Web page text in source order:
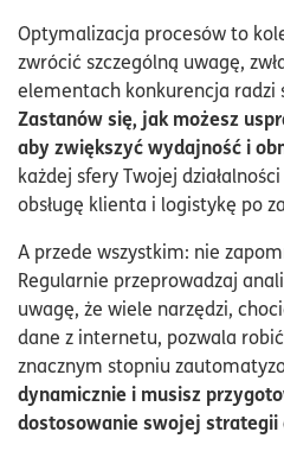
Optymalizacja procesów to
zwrócić szczególną uwagę,
elementach konkurencja radzi
Zastanów się, jak możesz
aby zwiększyć wydajność i
każdej sfery Twojej
obsługę klienta i logistykę po
A przede wszystkim: nie
Regularnie przeprowadzaj
uwagę, że wiele narzędzi,
dane z internetu, pozwala
znacznym stopniu
dynamicznie i musisz
dostosowanie swojej